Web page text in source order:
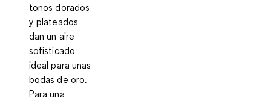
tonos dorados
y plateados
dan un aire
sofisticado
ideal para unas
bodas de oro.
Para una